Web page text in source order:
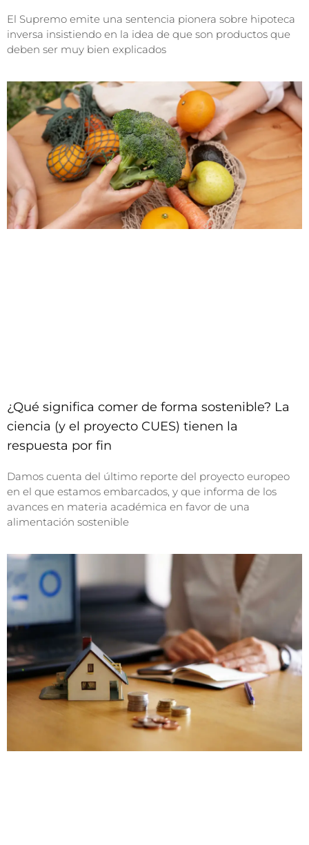
El Supremo emite una sentencia pionera sobre hipoteca
inversa insistiendo en la idea de que son productos que
deben ser muy bien explicados
¿Qué significa comer de forma sostenible? La
ciencia (y el proyecto CUES) tienen la
respuesta por fin
Damos cuenta del último reporte del proyecto europeo
en el que estamos embarcados, y que informa de los
avances en materia académica en favor de una
alimentación sostenible